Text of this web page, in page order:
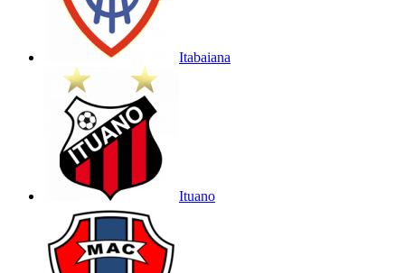
Itabaiana
Ituano